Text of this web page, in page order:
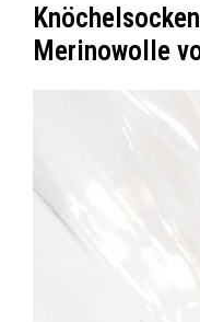
Merinowolle